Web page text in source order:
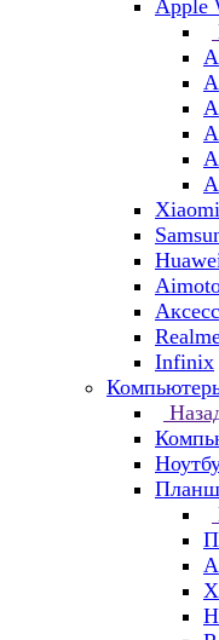
Apple
Xiaomi
Infinix